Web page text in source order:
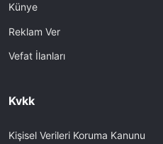
Künye
Reklam Ver
Vefat İlanları
Kvkk
Kişisel Verileri Koruma Kanunu